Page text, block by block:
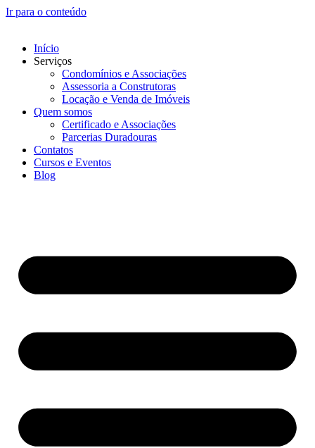
Ir para o conteúdo
Início
Serviços
Condomínios e Associações
Assessoria a Construtoras
Locação e Venda de Imóveis
Quem somos
Certificado e Associações
Parcerias Duradouras
Contatos
Cursos e Eventos
Blog